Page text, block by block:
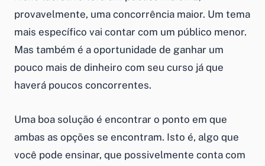
provavelmente, uma concorrência maior. Um tema
mais específico vai contar com um público menor.
Mas também é a oportunidade de ganhar um
pouco mais de dinheiro com seu curso já que
haverá poucos concorrentes.
Uma boa solução é encontrar o ponto em que
ambas as opções se encontram. Isto é, algo que
você pode ensinar, que possivelmente conta com